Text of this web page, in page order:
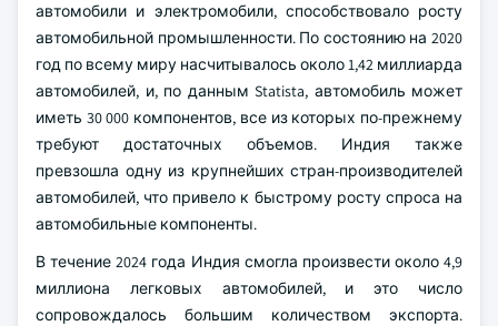
автомобили и электромобили, способствовало росту
автомобильной промышленности. По состоянию на 2020
год по всему миру насчитывалось около 1,42 миллиарда
автомобилей, и, по данным Statista, автомобиль может
иметь 30 000 компонентов, все из которых по-прежнему
требуют достаточных объемов. Индия также
превзошла одну из крупнейших стран-производителей
автомобилей, что привело к быстрому росту спроса на
автомобильные компоненты.
В течение 2024 года Индия смогла произвести около 4,9
миллиона легковых автомобилей, и это число
сопровождалось большим количеством экспорта.